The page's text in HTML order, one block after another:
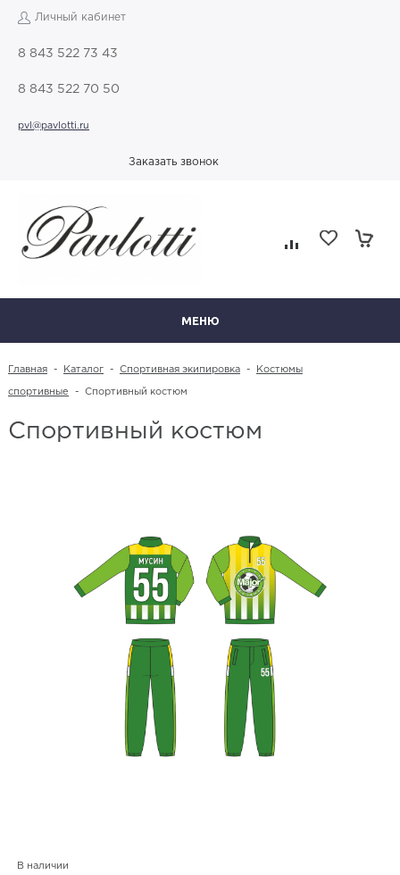
Личный кабинет
8 843 522 73 43
8 843 522 70 50
pvl@pavlotti.ru
Заказать звонок
МЕНЮ
Главная - Каталог - Спортивная экипировка - Костюмы
спортивные - Спортивный костюм
Спортивный костюм
В наличии